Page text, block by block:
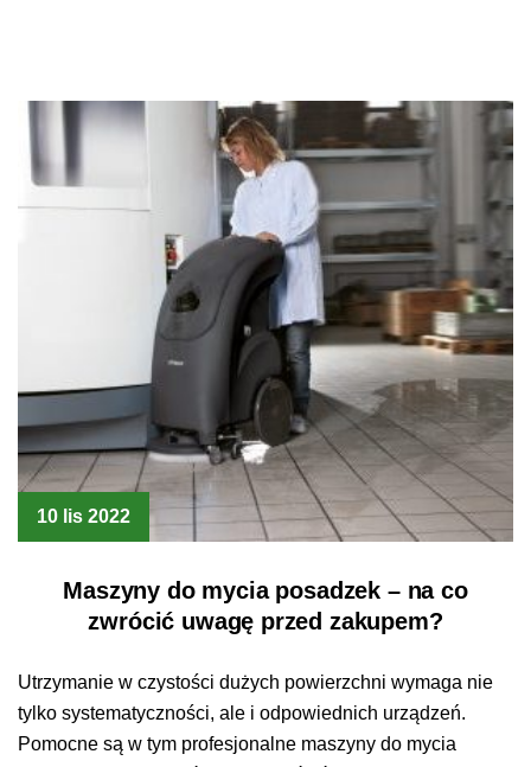
10 lis 2022
Maszyny do mycia posadzek – na co
zwrócić uwagę przed zakupem?
Utrzymanie w czystości dużych powierzchni wymaga nie
tylko systematyczności, ale i odpowiednich urządzeń.
Pomocne są w tym profesjonalne maszyny do mycia